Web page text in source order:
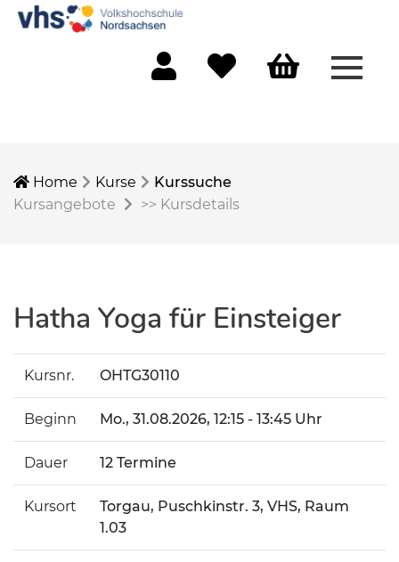
Home Kurse
Kurssuche
Kursangebote
>> Kursdetails
Hatha Yoga für Einsteiger
Kursnr. OHTG30110
Beginn Mo., 31.08.2026, 12:15 - 13:45 Uhr
Dauer 12 Termine
Kursort
Torgau, Puschkinstr. 3, VHS, Raum
1.03